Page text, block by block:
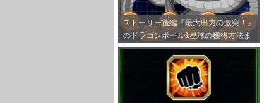
ストーリー後編『最大出力の激突！』
のドラゴンボール1星球の獲得方法ま
とめ！